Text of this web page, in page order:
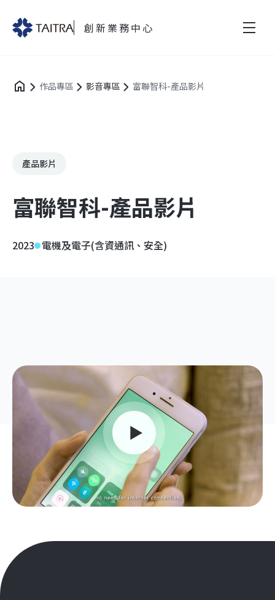
創新業務中心
作品專區 影音專區 富聯智科-產品影片
產品影片
富聯智科-產品影片
2023 電機及電子(含資通訊、安全)